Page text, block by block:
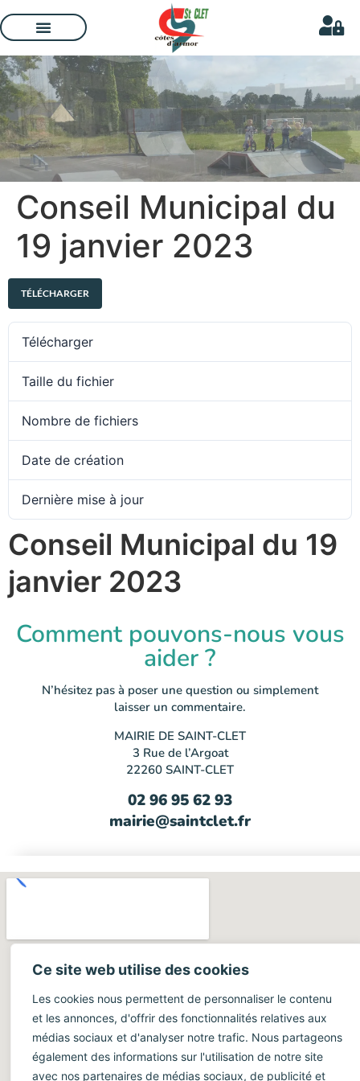
Ce site web utilise des cookies
Les cookies nous permettent de personnaliser le contenu
et les annonces, d'offrir des fonctionnalités relatives aux
médias sociaux et d'analyser notre trafic. Nous partageons
également des informations sur l'utilisation de notre site
avec nos partenaires de médias sociaux, de publicité et
Conseil Municipal du
19 janvier 2023
TÉLÉCHARGER
Télécharger
Taille du fichier
Nombre de fichiers
Date de création
Dernière mise à jour
Conseil Municipal du 19
janvier 2023
Comment pouvons-nous vous
aider ?
N’hésitez pas à poser une question ou simplement
laisser un commentaire.
MAIRIE DE SAINT-CLET
3 Rue de l’Argoat
22260 SAINT-CLET
02 96 95 62 93
mairie@saintclet.fr